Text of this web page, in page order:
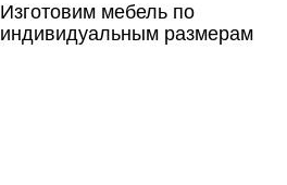
Изготовим мебель по
индивидуальным размерам